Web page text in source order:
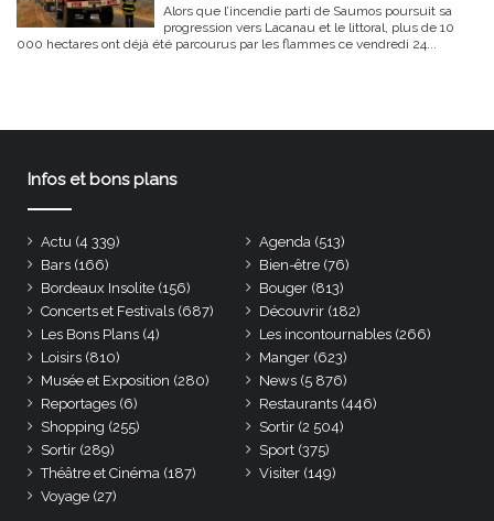
Alors que l’incendie parti de Saumos poursuit sa
progression vers Lacanau et le littoral, plus de 10
000 hectares ont déjà été parcourus par les flammes ce vendredi 24...
Infos et bons plans
Actu (4 339) Agenda (513)
Bars (166) Bien-être (76)
Bordeaux Insolite (156) Bouger (813)
Concerts et Festivals (687) Découvrir (182)
Les Bons Plans (4) Les incontournables (266)
Loisirs (810) Manger (623)
Musée et Exposition (280) News (5 876)
Reportages (6) Restaurants (446)
Shopping (255) Sortir (2 504)
Sortir (289) Sport (375)
Théâtre et Cinéma (187) Visiter (149)
Voyage (27)